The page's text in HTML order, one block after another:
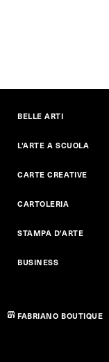
BELLE ARTI
L'ARTE A SCUOLA
CARTE CREATIVE
CARTOLERIA
STAMPA D'ARTE
BUSINESS
FABRIANO BOUTIQUE